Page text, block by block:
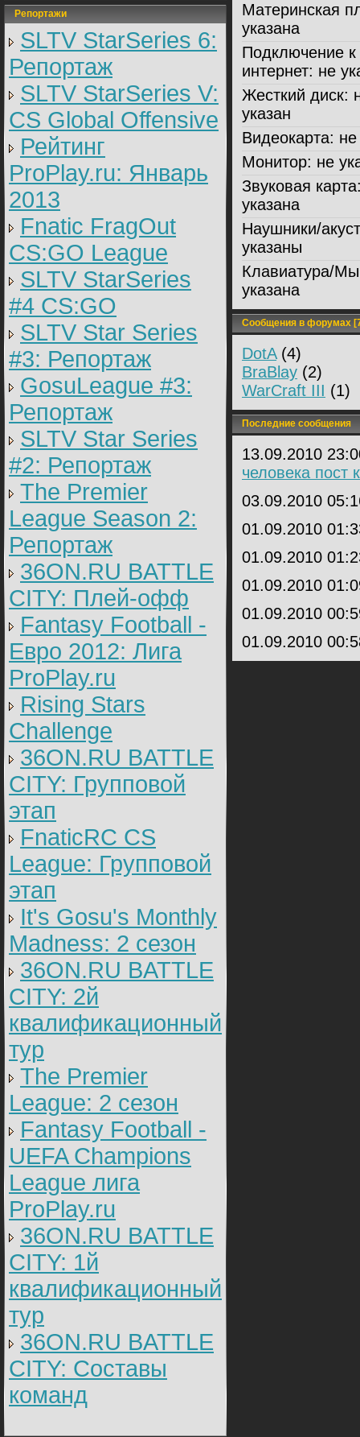
Репортажи
SLTV StarSeries 6:
Репортаж
SLTV StarSeries V:
CS Global Offensive
Рейтинг
ProPlay.ru: Январь
2013
Fnatic FragOut
CS:GO League
SLTV StarSeries
#4 CS:GO
SLTV Star Series
#3: Репортаж
GosuLeague #3:
Репортаж
SLTV Star Series
#2: Репортаж
The Premier
League Season 2:
Репортаж
36ON.RU BATTLE
CITY: Плей-офф
Fantasy Football -
Евро 2012: Лига
ProPlay.ru
Rising Stars
Challenge
36ON.RU BATTLE
CITY: Групповой
этап
FnaticRC CS
League: Групповой
этап
It's Gosu's Monthly
Madness: 2 сезон
36ON.RU BATTLE
CITY: 2й
квалификационный
тур
The Premier
League: 2 cезон
Fantasy Football -
UEFA Champions
League лига
ProPlay.ru
36ON.RU BATTLE
CITY: 1й
квалификационный
тур
36ON.RU BATTLE
CITY: Составы
команд
Материнская
указана
Подключение к
интернет: не
Жесткий диск:
указан
Видеокарта: не
Монитор: не
Звуковая
указана
Наушники/
указаны
Клавиатура/
указана
Сообщения в форумах
DotA(4)
BraBlay (2)
WarCraft III (1)
Последние сообщения
13.09.2010
человека пост
03.09.2010
01.09.2010
01.09.2010
01.09.2010
01.09.2010
01.09.2010